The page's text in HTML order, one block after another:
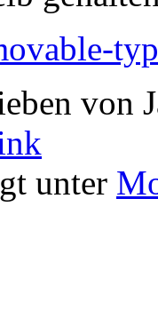
von
unter